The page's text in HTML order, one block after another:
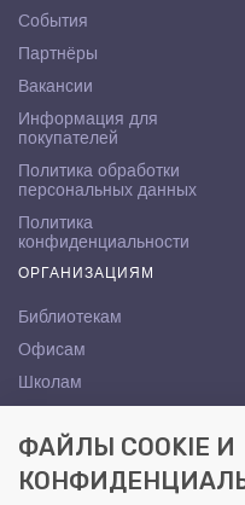
События
Партнёры
Вакансии
Информация для
покупателей
Политика обработки
персональных данных
Политика
конфиденциальности
ОРГАНИЗАЦИЯМ
Библиотекам
Офисам
Школам
КОНТАКТЫ
Саратов, ул. Осипова, 10А
ФАЙЛЫ COOKIE И